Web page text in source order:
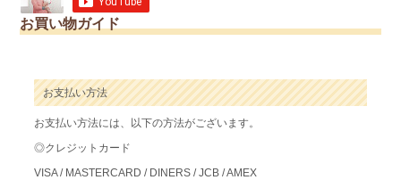
お買い物ガイド
お支払い方法
お支払い方法には、以下の方法がございます。
◎クレジットカード
VISA / MASTERCARD / DINERS / JCB / AMEX